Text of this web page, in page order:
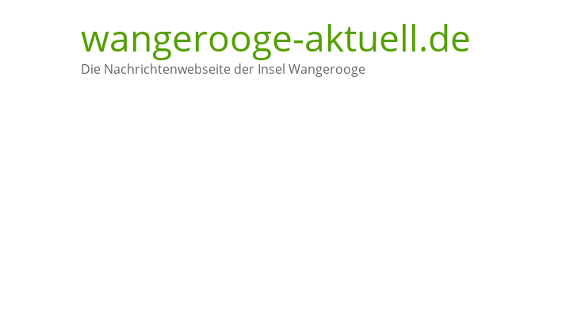
wangerooge-aktuell.de
Die Nachrichtenwebseite der Insel Wangerooge